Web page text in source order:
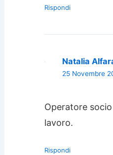
Rispondi
Natalia
25 Novembre
Operatore
lavoro.
Rispondi